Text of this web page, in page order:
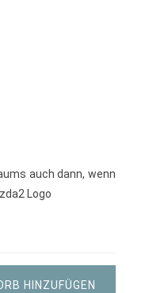
auch dann, wenn
Logo
HINZUFÜGEN